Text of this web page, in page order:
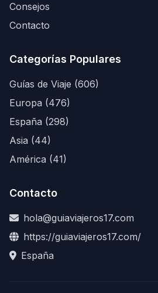
Consejos
Contacto
Categorías Populares
Guías de Viaje (606)
Europa (476)
España (298)
Asia (44)
América (41)
Contacto
hola@guiaviajeros17.com
https://guiaviajeros17.com/
España